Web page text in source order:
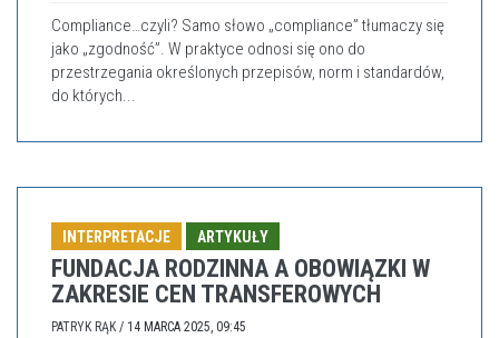
Compliance…czyli? Samo słowo „compliance” tłumaczy się
jako „zgodność”. W praktyce odnosi się ono do
przestrzegania określonych przepisów, norm i standardów,
do których...
INTERPRETACJE ARTYKUŁY
FUNDACJA RODZINNA A OBOWIĄZKI W
ZAKRESIE CEN TRANSFEROWYCH
PATRYK RĄK/ 14 MARCA 2025, 09:45